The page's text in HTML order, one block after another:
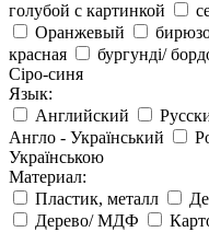
голубой с картинкой
Оранжевый
красная
бургунді/
Сіро-синя
Язык:
Английский
Англо - Український
Українською
Материал:
Пластик, металл
Дерево/ МДФ